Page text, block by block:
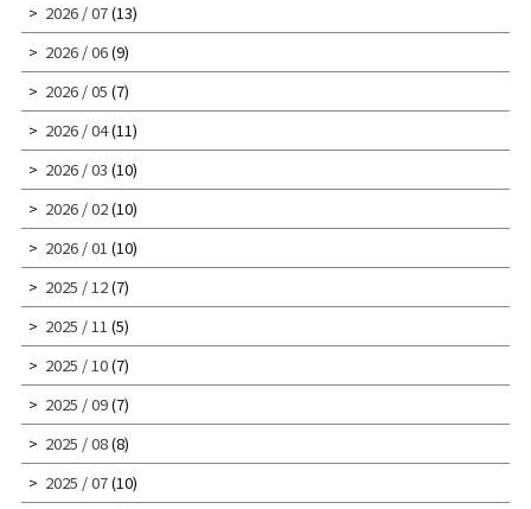
2026 / 07(13)
2026 / 06(9)
2026 / 05 (7)
2026 / 04(11)
2026 / 03 (10)
2026 / 02(10)
2026 / 01 (10)
2025 / 12(7)
2025 / 11 (5)
2025 / 10(7)
2025 / 09(7)
2025 / 08(8)
2025 / 07(10)